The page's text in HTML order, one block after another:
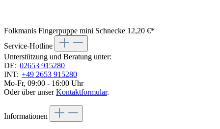
Folkmanis Fingerpuppe mini Schnecke 12,20 €*
Service-Hotline
Unterstützung und Beratung unter:
DE: 02653 915280
INT: +49 2653 915280
Mo-Fr, 09:00 - 16:00 Uhr
Oder über unserKontaktformular.
Informationen